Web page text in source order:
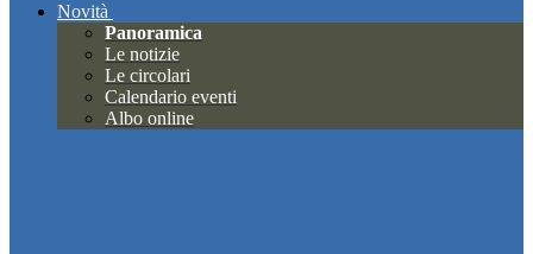
Novità
Panoramica
Le notizie
Le circolari
Calendario eventi
Albo online